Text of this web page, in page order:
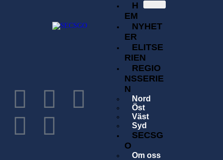
H
EM
NYHET
ER
ELITSE
RIEN
REGIO
NSSERIE
N
Nord
Öst
Väst
Syd
SECSG
O
Om oss